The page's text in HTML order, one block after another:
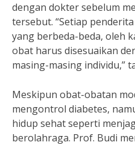
dengan dokter sebelum
tersebut. “Setiap
yang berbeda-beda, oleh
obat harus disesuaikan
masing-masing individu,”
Meskipun obat-obatan
mengontrol diabetes,
hidup sehat seperti
berolahraga. Prof. Budi